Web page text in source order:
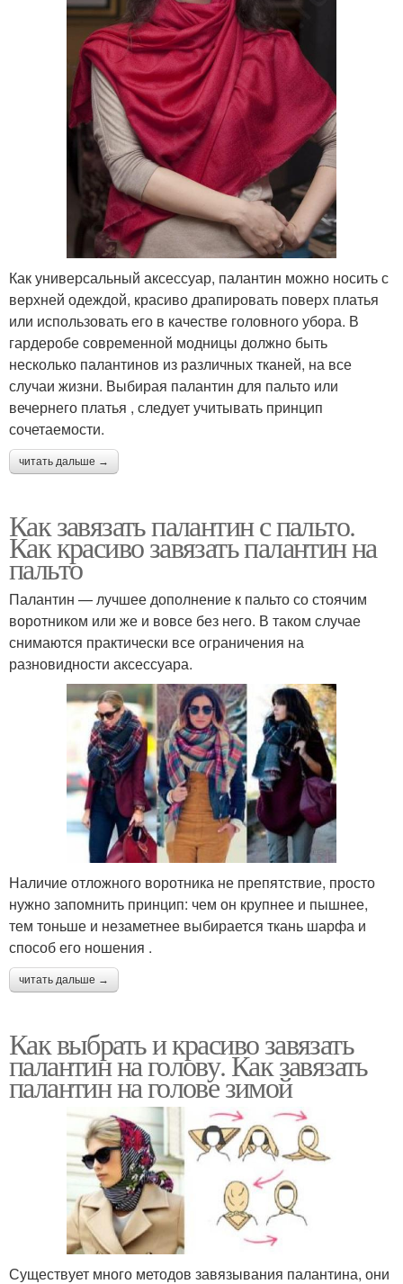
Как универсальный аксессуар, палантин можно носить с
верхней одеждой, красиво драпировать поверх платья
или использовать его в качестве головного убора. В
гардеробе современной модницы должно быть
несколько палантинов из различных тканей, на все
случаи жизни. Выбирая палантин для пальто или
вечернего платья , следует учитывать принцип
сочетаемости.
читать дальше →
Как завязать палантин с пальто.
Как красиво завязать палантин на
пальто
Палантин — лучшее дополнение к пальто со стоячим
воротником или же и вовсе без него. В таком случае
снимаются практически все ограничения на
разновидности аксессуара.
Наличие отложного воротника не препятствие, просто
нужно запомнить принцип: чем он крупнее и пышнее,
тем тоньше и незаметнее выбирается ткань шарфа и
способ его ношения .
читать дальше →
Как выбрать и красиво завязать
палантин на голову. Как завязать
палантин на голове зимой
Существует много методов завязывания палантина, они